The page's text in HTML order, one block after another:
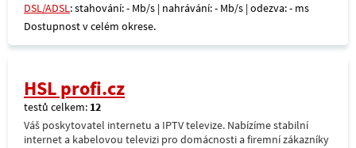
DSL/ADSL: stahování: - Mb/s | nahrávání: - Mb/s | odezva: - ms
Dostupnost v celém okrese.
HSL profi.cz
testů celkem: 12
Váš poskytovatel internetu a IPTV televize. Nabízíme stabilní
internet a kabelovou televizi pro domácnosti a firemní zákazníky